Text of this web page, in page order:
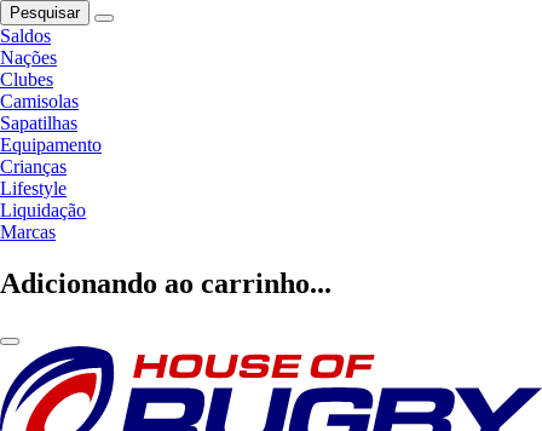
Pesquisar
Saldos
Nações
Clubes
Camisolas
Sapatilhas
Equipamento
Crianças
Lifestyle
Liquidação
Marcas
Adicionando ao carrinho...